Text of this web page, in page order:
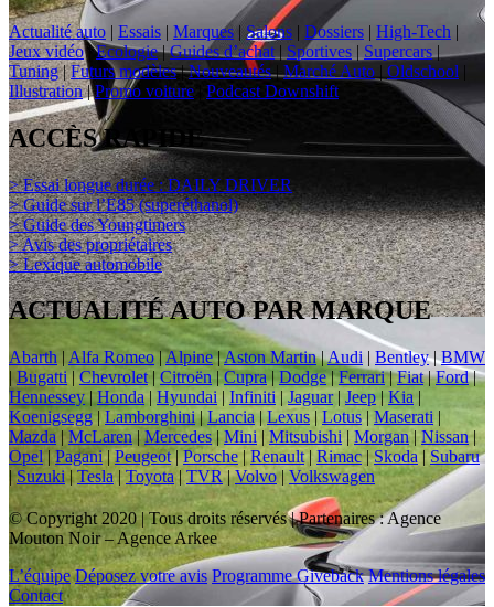
Actualité auto | Essais | Marques |Salons | Dossiers | High-Tech |
Jeux vidéo|Ecologie|Guides d’achat | Sportives | Supercars |
Tuning|Futurs modèles|Nouveautés|Marché Auto | Oldschool |
Illustration|Promo voiture Podcast Downshift
ACCÈS RAPIDE
> Essai longue durée : DAILY DRIVER
> Guide sur l’E85 (superéthanol)
> Guide des Youngtimers
> Avis des propriétaires
> Lexique automobile
ACTUALITÉ AUTO PAR MARQUE
Abarth | Alfa Romeo|Alpine|Aston Martin|Audi | Bentley|BMW
| Bugatti|Chevrolet|Citroën |Cupra | Dodge|Ferrari|Fiat|Ford|
Hennessey| Honda| Hyundai |Infiniti | Jaguar| Jeep|Kia |
Koenigsegg|Lamborghini|Lancia|Lexus | Lotus| Maserati |
Mazda |McLaren|Mercedes | Mini | Mitsubishi | Morgan|Nissan|
Opel | Pagani|Peugeot|Porsche | Renault| Rimac|Skoda | Subaru
| Suzuki|Tesla| Toyota | TVR|Volvo|Volkswagen
© Copyright 2020 | Tous droits réservés | Partenaires : Agence
Mouton Noir – Agence Arkee
L’équipe Déposez votre avis Programme Giveback Mentions légales
Contact